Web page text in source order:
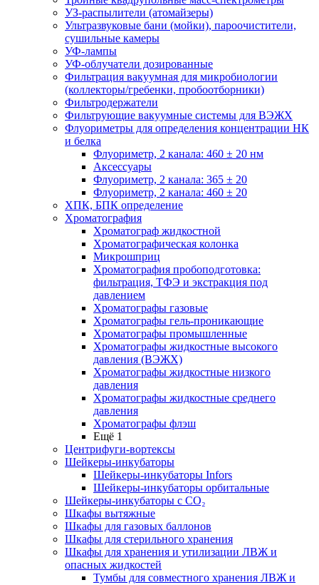
УЗ-распылители (атомайзеры)
Ультразвуковые бани (мойки), пароочистители,
сушильные камеры
УФ-лампы
УФ-облучатели дозированные
Фильтрация вакуумная для микробиологии
(коллекторы/гребенки, пробоотборники)
Фильтродержатели
Фильтрующие вакуумные системы для ВЭЖХ
Флуориметры для определения концентрации НК
и белка
Флуориметр, 2 канала: 460 ± 20 нм
Аксессуары
Флуориметр, 2 канала: 365 ± 20
Флуориметр, 2 канала: 460 ± 20
ХПК, БПК определение
Хроматография
Хроматограф жидкостной
Хроматографическая колонка
Микрошприц
Хроматография пробоподготовка:
фильтрация, ТФЭ и экстракция под
давлением
Хроматографы газовые
Хроматографы гель-проникающие
Хроматографы промышленные
Хроматографы жидкостные высокого
давления (ВЭЖХ)
Хроматографы жидкостные низкого
давления
Хроматографы жидкостные среднего
давления
Хроматографы флэш
Ещё 1
Центрифуги-вортексы
Шейкеры-инкубаторы
Шейкеры-инкубаторы Infors
Шейкеры-инкубаторы орбитальные
Шейкеры-инкубаторы с CО₂
Шкафы вытяжные
Шкафы для газовых баллонов
Шкафы для стерильного хранения
Шкафы для хранения и утилизации ЛВЖ и
опасных жидкостей
Тумбы для совместного хранения ЛВЖ и